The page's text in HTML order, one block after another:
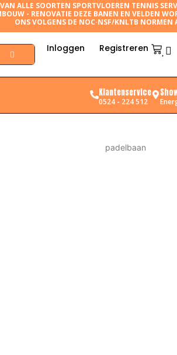
ALLE SOORTEN SPORTVLOEREN TENNIS
- RENOVATIE DEZE BANEN EN VELDEN
ONS VOLGENS DE NOC·NSF/KNLTB NORMEN
Inloggen Registreren
Klantenservice
0524 - 224 512